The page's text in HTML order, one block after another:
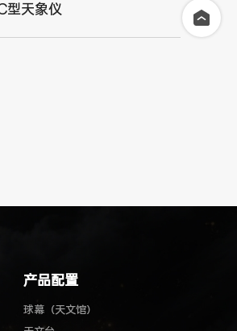
型天象仪
产品配置
球幕（天文馆）